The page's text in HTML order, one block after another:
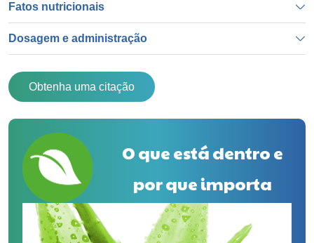
Fatos nutricionais
Dosagem e administração
Obtenha uma citação
O que está dentro e
por que importa